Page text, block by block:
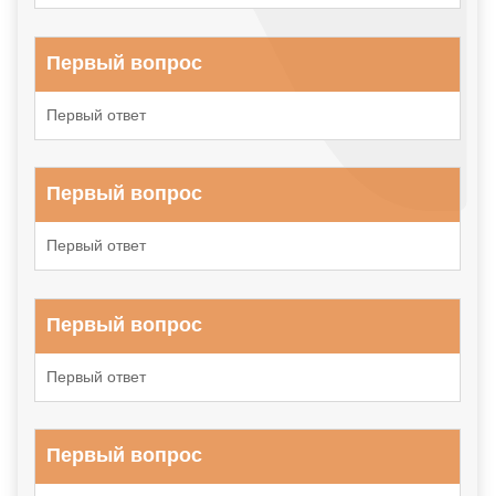
Первый вопрос
Первый ответ
Первый вопрос
Первый ответ
Первый вопрос
Первый ответ
Первый вопрос